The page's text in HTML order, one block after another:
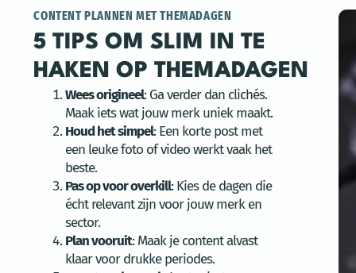
CONTENT PLANNEN MET THEMADAGEN
5 TIPS OM SLIM IN TE
HAKEN OP THEMADAGEN
Wees origineel: Ga verder dan clichés.
Maak iets wat jouw merk uniek maakt.
Houd het simpel: Een korte post met
een leuke foto of video werkt vaak het
beste.
Pas op voor overkill: Kies de dagen die
écht relevant zijn voor jouw merk en
sector.
Plan vooruit: Maak je content alvast
klaar voor drukke periodes.